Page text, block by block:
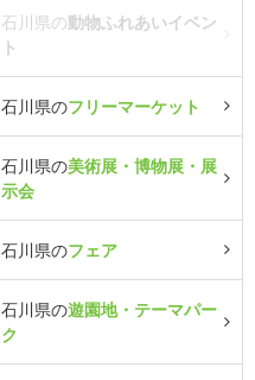
石川県の動物ふれあいイベン
ト
石川県のフリーマーケット
石川県の美術展・博物展・展
示会
石川県のフェア
石川県の遊園地・テーマパー
ク